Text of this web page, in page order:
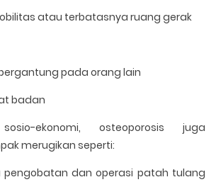
atau terbatasnya ruang gerak
pada orang lain
badan
ekonomi, osteoporosis juga
merugikan seperti:
pengobatan dan operasi patah tulang